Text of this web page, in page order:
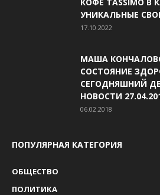
УНИКАЛЬНЫЕ
17.10.2022
МАША
СОСТОЯНИЕ
СЕГОДНЯШНИЙ
НОВОСТИ
06.02.2018
ПОПУЛЯРНАЯ КАТЕГОРИЯ
ОБЩЕСТВО
ПОЛИТИКА